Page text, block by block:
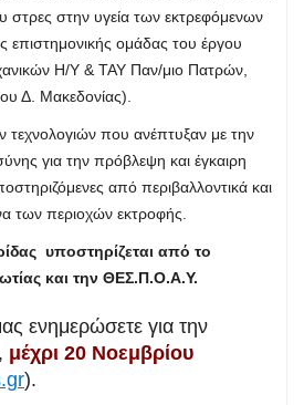
στρες στην υγεία των εκτρεφόμενων
επιστημονικής ομάδας του έργου
Η/Υ & ΤΑΥ Παν/μιο Πατρών,
Δ. Μακεδονίας).
τεχνολογιών που ανέπτυξαν με την
για την πρόβλεψη και έγκαιρη
από περιβαλλοντικά και
των περιοχών εκτροφής.
υποστηρίζεται από το
και την ΘΕΣ.Π.Ο.Α.Υ.
ενημερώσετε για την
μέχρι 20 Νοεμβρίου
).